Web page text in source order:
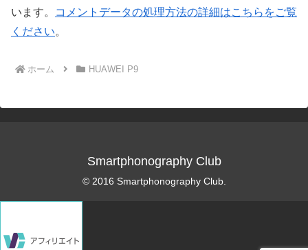
います。
コメントデータの処理方法の詳細はこちらをご覧
ください。
ホーム HUAWEI P9
Smartphonography Club
© 2016 Smartphonography Club.